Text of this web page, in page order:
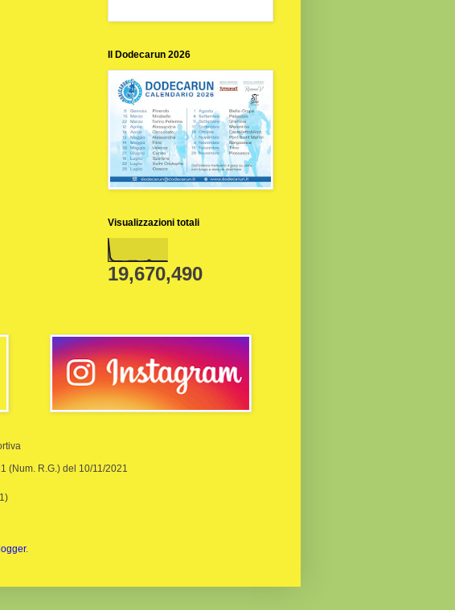
Il Dodecarun 2026
Visualizzazioni totali
19,670,490
(Num. R.G.) del 10/11/2021
.